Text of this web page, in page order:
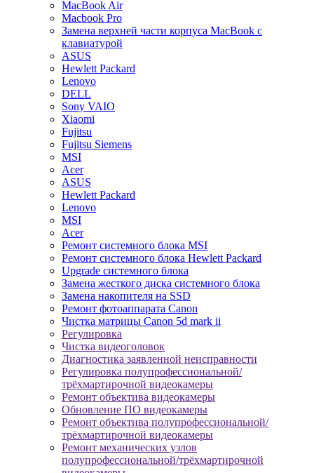
MacBook Air
Macbook Pro
Замена верхней части корпуса MacBook с
клавиатурой
ASUS
Hewlett Packard
Lenovo
DELL
Sony VAIO
Xiaomi
Fujitsu
Fujitsu Siemens
MSI
Acer
ASUS
Hewlett Packard
Lenovo
MSI
Acer
Ремонт системного блока MSI
Ремонт системного блока Hewlett Packard
Upgrade системного блока
Замена жесткого диска системного блока
Замена накопителя на SSD
Ремонт фотоаппарата Canon
Чистка матрицы Canon 5d mark ii
Регулировка
Чистка видеоголовок
Диагностика заявленной неисправности
Регулировка полупрофессиональной/
трёхмартирочной видеокамеры
Ремонт объектива видеокамеры
Обновление ПО видеокамеры
Ремонт объектива полупрофессиональной/
трёхмартирочной видеокамеры
Ремонт механических узлов
полупрофессиональной/трёхмартирочной